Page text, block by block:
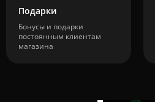
Подарки
Бонусы и подарки
постоянным клиентам
магазина